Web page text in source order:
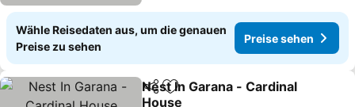
Wähle Reisedaten aus, um die genauen
Preise zu sehen
Preise sehen
TeilenZu Favoriten hinzufügen
Nest In Garana - Cardinal
House